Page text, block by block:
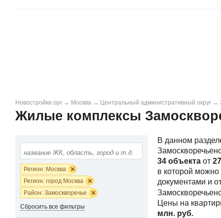
Новостройки.орг → Москва → Центральный административный округ →
Жилые комплексы
Регион: Москва
Регион: город Москва
Район: Замоскворечье
Сбросить все фильтры
В данном
34 объекта от
в которой
документами и
Цены на
млн. руб.